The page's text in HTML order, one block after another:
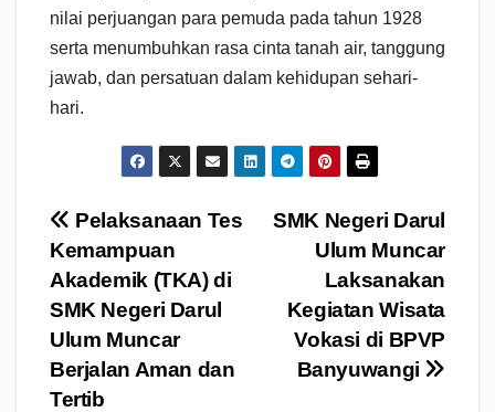
nilai perjuangan para pemuda pada tahun 1928
serta menumbuhkan rasa cinta tanah air, tanggung
jawab, dan persatuan dalam kehidupan sehari-
hari.
Navigasi
pos
SMK Negeri Darul
Ulum Muncar
Laksanakan
Kegiatan Wisata
Vokasi di BPVP
Banyuwangi
Pelaksanaan Tes
Kemampuan
Akademik (TKA) di
SMK Negeri Darul
Ulum Muncar
Berjalan Aman dan
Tertib